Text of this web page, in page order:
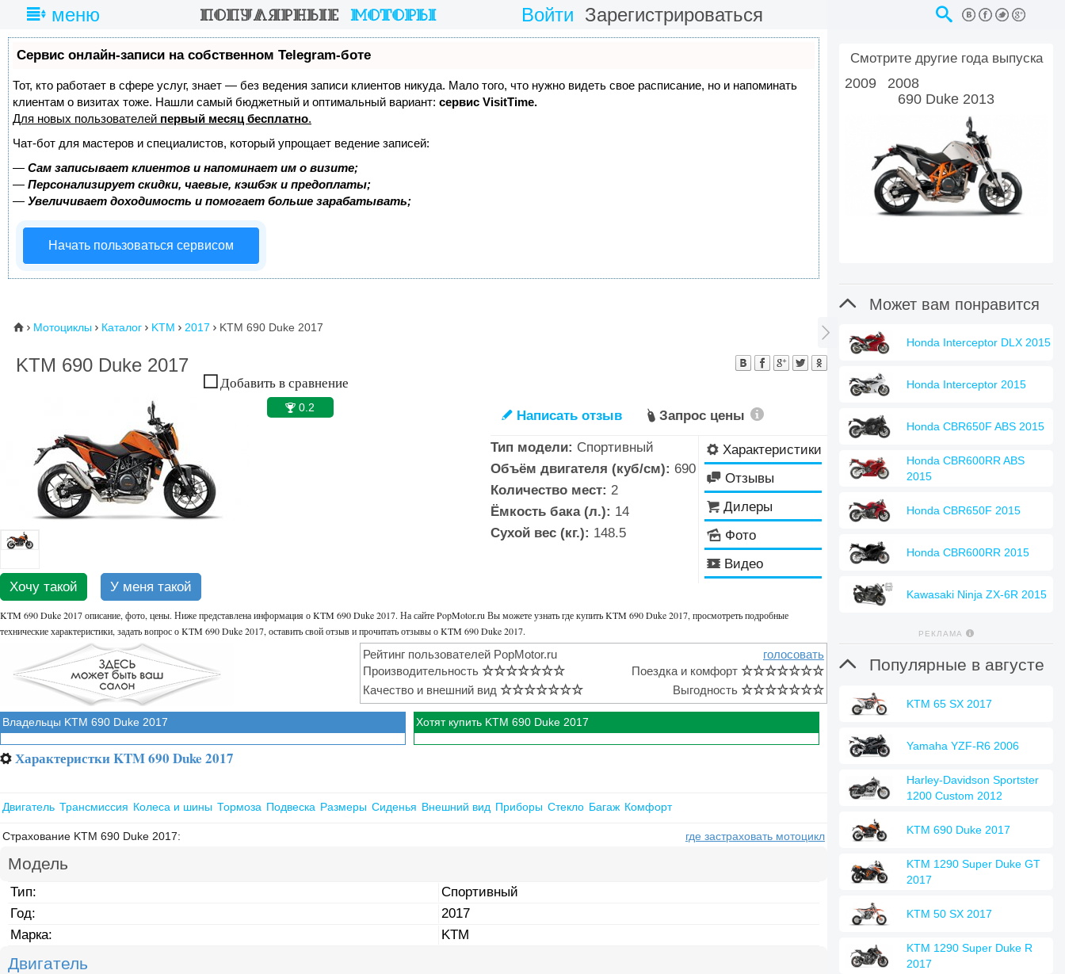
меню Войти Зарегистрироваться
Сервис онлайн-записи на собственном Telegram-боте
Тот, кто работает в сфере услуг, знает — без ведения записи клиентов никуда. Мало того, что нужно видеть свое расписание, но и напоминать
клиентам о визитах тоже. Нашли самый бюджетный и оптимальный вариант: сервис VisitTime.
Для новых пользователей первый месяц бесплатно.
Чат-бот для мастеров и специалистов, который упрощает ведение записей:
— Сам записывает клиентов и напоминает им о визите;
— Персонализирует скидки, чаевые, кэшбэк и предоплаты;
— Увеличивает доходимость и помогает больше зарабатывать;
Начать пользоваться сервисом
⌂  Мотоциклы  Каталог  KTM  2017  KTM 690 Duke 2017
KTM 690 Duke 2017
Добавить в сравнение
Хочу такой У меня такой
🏆 0.2
✎ Написать отзыв  Запрос цены
Тип модели: Спортивный
Объём двигателя (куб/см): 690
Количество мест: 2
Ёмкость бака (л.): 14
Сухой вес (кг.): 148.5
⚙ Характеристики
 Отзывы
 Дилеры
🌄 Фото
🎬 Видео
KTM 690 Duke 2017 описание, фото, цены. Ниже представлена информация о KTM 690 Duke 2017. На сайте PopMotor.ru Вы можете узнать где купить KTM 690 Duke 2017, просмотреть подробные
технические характеристики, задать вопрос о KTM 690 Duke 2017, оставить свой отзыв и прочитать отзывы о KTM 690 Duke 2017.
Рейтинг пользователей PopMotor.ru
голосовать
Производительность ☆☆☆☆☆☆☆
Качество и внешний вид ☆☆☆☆☆☆☆
Поездка и комфорт ☆☆☆☆☆☆☆
Выгодность ☆☆☆☆☆☆☆
Владельцы KTM 690 Duke 2017 Хотят купить KTM 690 Duke 2017
⚙ Характеристки KTM 690 Duke 2017
Двигатель Трансмиссия Колеса и шины Тормоза Подвеска Размеры Сиденья Внешний вид Приборы Стекло Багаж Комфорт
Страхование KTM 690 Duke 2017: где застраховать мотоцикл
Модель
Тип:
Спортивный
Год:
2017
Марка:
KTM
Двигатель

Смотрите другие года выпуска
690 Duke 2013
2009 2008
 Может вам понравится
Honda Interceptor DLX 2015
Honda Interceptor 2015
Honda CBR650F ABS 2015
Honda CBR600RR ABS
2015
Honda CBR650F 2015
Honda CBR600RR 2015
Kawasaki Ninja ZX-6R 2015
РЕКЛАМА
 Популярные в августе
KTM 65 SX 2017
Yamaha YZF-R6 2006
Harley-Davidson Sportster
1200 Custom 2012
KTM 690 Duke 2017
KTM 1290 Super Duke GT
2017
KTM 50 SX 2017
KTM 1290 Super Duke R
2017